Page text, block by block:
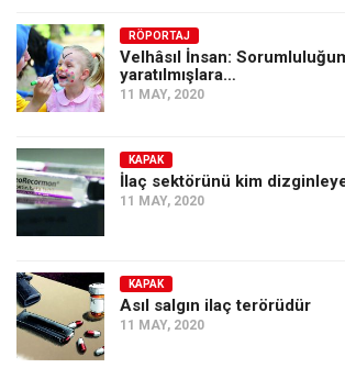
RÖPORTAJ
Velhâsıl İnsan:
yaratılmışlara…
11 MAY, 2020
KAPAK
İlaç sektörünü kim
11 MAY, 2020
KAPAK
Asıl salgın ilaç terörüdür
11 MAY, 2020